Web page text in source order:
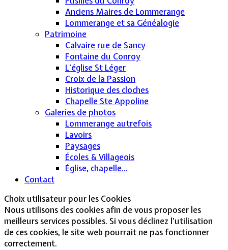
Anciens Maires de Lommerange
Lommerange et sa Généalogie
Patrimoine
Calvaire rue de Sancy
Fontaine du Conroy
L'église St Léger
Croix de la Passion
Historique des cloches
Chapelle Ste Appoline
Galeries de photos
Lommerange autrefois
Lavoirs
Paysages
Écoles & Villageois
Église, chapelle...
Contact
Choix utilisateur pour les Cookies
Nous utilisons des cookies afin de vous proposer les
meilleurs services possibles. Si vous déclinez l'utilisation
de ces cookies, le site web pourrait ne pas fonctionner
correctement.